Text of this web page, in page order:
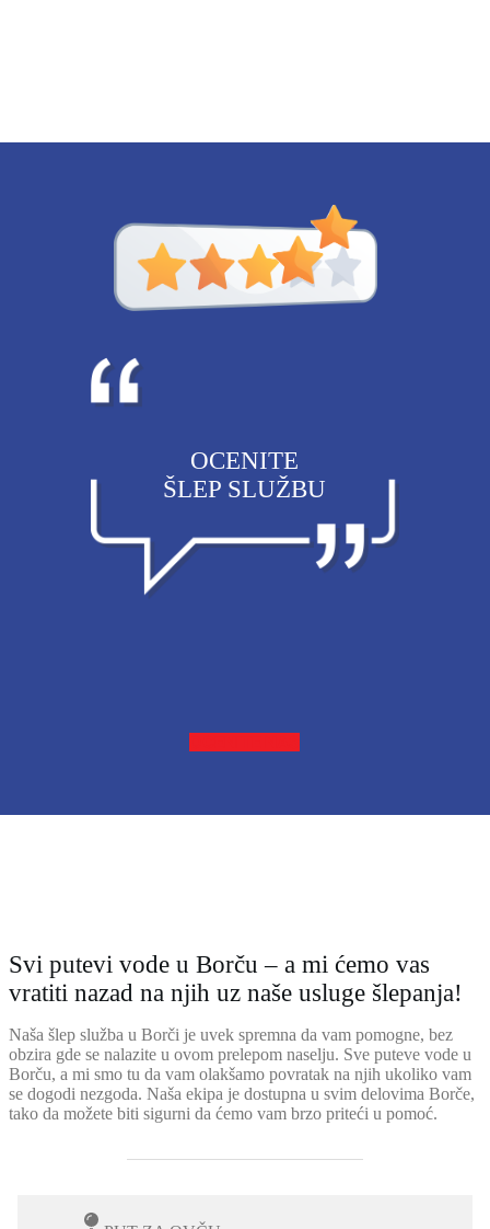
OCENITE
ŠLEP SLUŽBU
Svi putevi vode u Borču – a mi ćemo vas
vratiti nazad na njih uz naše usluge šlepanja!
Naša šlep služba u Borči je uvek spremna da vam pomogne, bez
obzira gde se nalazite u ovom prelepom naselju. Sve puteve vode u
Borču, a mi smo tu da vam olakšamo povratak na njih ukoliko vam
se dogodi nezgoda. Naša ekipa je dostupna u svim delovima Borče,
tako da možete biti sigurni da ćemo vam brzo priteći u pomoć.